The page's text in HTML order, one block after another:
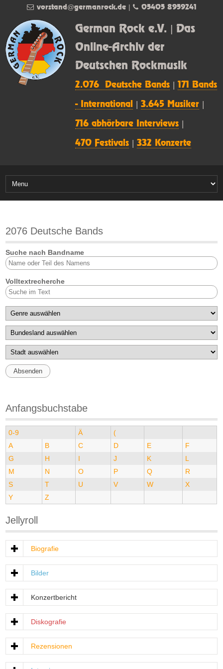
German Rock e.V. | Das
Online-Archiv der
Deutschen Rockmusik
2.076 Deutsche Bands |171 Bands
- International |3.645 Musiker
716 abhörbare Interviews
470 Festivals |332 Konzerte
vorstand@germanrock.de| 05405 8959241
2076 Deutsche Bands
Suche nach Bandname
Volltextrecherche
Anfangsbuchstabe
0-9 Ä
(
A
B C D E
F
G
H I J K
L
M
N O P Q
R
S
T U V W
X
Y
Z
Jellyroll
Biografie
Bilder
Konzertbericht
Diskografie
Rezensionen